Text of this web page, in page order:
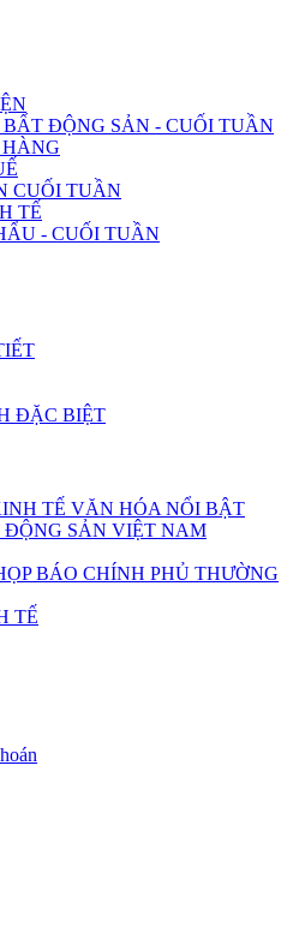
ĐỘNG SẢN - CUỐI TUẦN
CUỐI TUẦN
TẾ
- CUỐI TUẦN
ĐẶC BIỆT
TẾ VĂN HÓA NỔI BẬT
SẢN VIỆT NAM
BÁO CHÍNH PHỦ THƯỜNG
TẾ